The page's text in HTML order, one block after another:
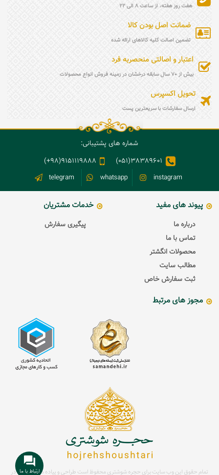
هفت روز هفته، از ساعت 8 الی 22
ضمانت اصل بودن کالا
تضمین اصالت کلیه کالاهای ارائه شده
اعتبار و اصالتی منحصربه فرد
بیش از 70 سال سابقه درخشان در زمینه فروش انواع محصولات
تحویل اکسپرس
ارسال سفارشات با سریعترین پست
شماره های پشتیبانی:
38389601(051)
9151119888(98+)
instagram
whatsapp
telegram
پیوند های مفید
درباره ما
تماس با ما
محصولات انگشتر
مطالب سایت
ثبت سفارش خاص
خدمات مشتریان
پیگیری سفارش
ارتباط با ما
مجوز های مرتبط
تمام حقوق این وب سایت برای حجره شوشتری محفوظ است طراحی و پیاده سازی سایت در